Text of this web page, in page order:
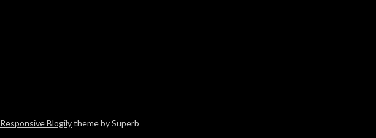
Responsive Blogilytheme by Superb